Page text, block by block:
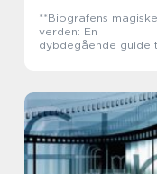
**Biografens magiske
verden: En
dybdegående guide